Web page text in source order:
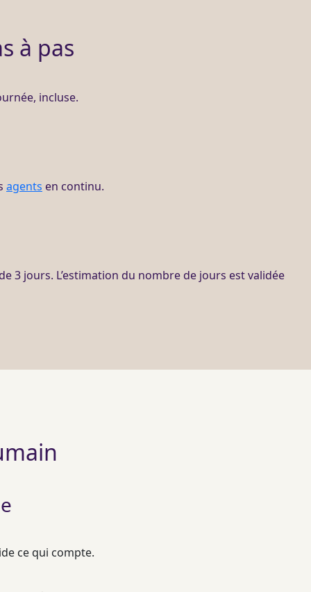
à pas
incluse.
agents en continu.
3 jours. L’estimation du nombre de jours est validée
ce qui compte.